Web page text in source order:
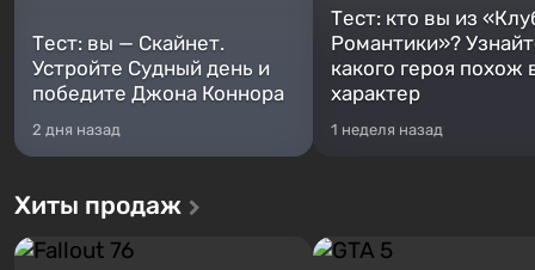
Тест: вы — Скайнет.
Устройте Судный день и
победите Джона Коннора
2 дня назад
Тест: кто вы из
Романтики»?
какого героя похож
характер
1 неделя назад
Хиты продаж